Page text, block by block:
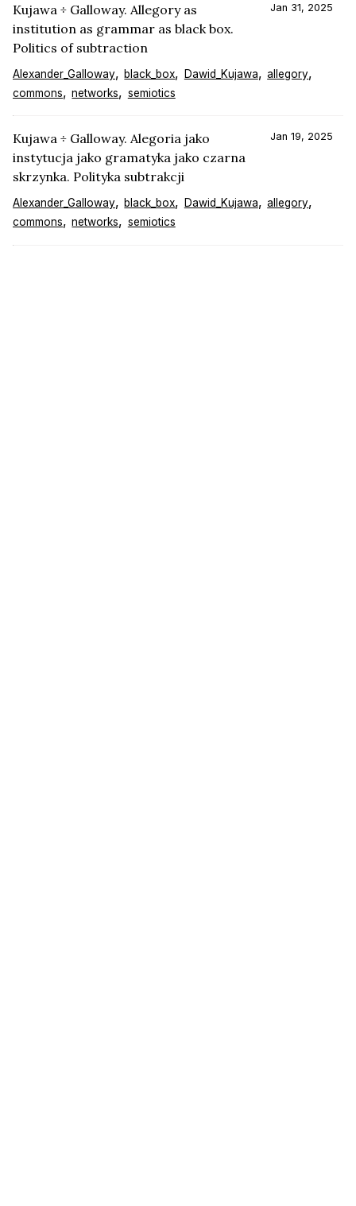
Kujawa ÷ Galloway. Allegory as
institution as grammar as black box.
Politics of subtraction
Alexander_Galloway black_box Dawid_Kujawa
allegory
commons
networks semiotics
Jan 31, 2025
Kujawa ÷ Galloway. Alegoria jako
instytucja jako gramatyka jako czarna
skrzynka. Polityka subtrakcji
Alexander_Galloway black_box Dawid_Kujawa
allegory
commons
networks semiotics
Jan 19, 2025